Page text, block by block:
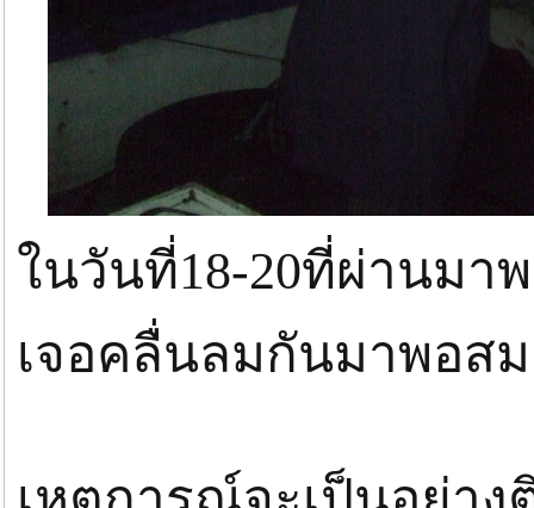
ในวันที่18-20ที่ผ่านมา
เจอคลื่นลมกันมาพอส